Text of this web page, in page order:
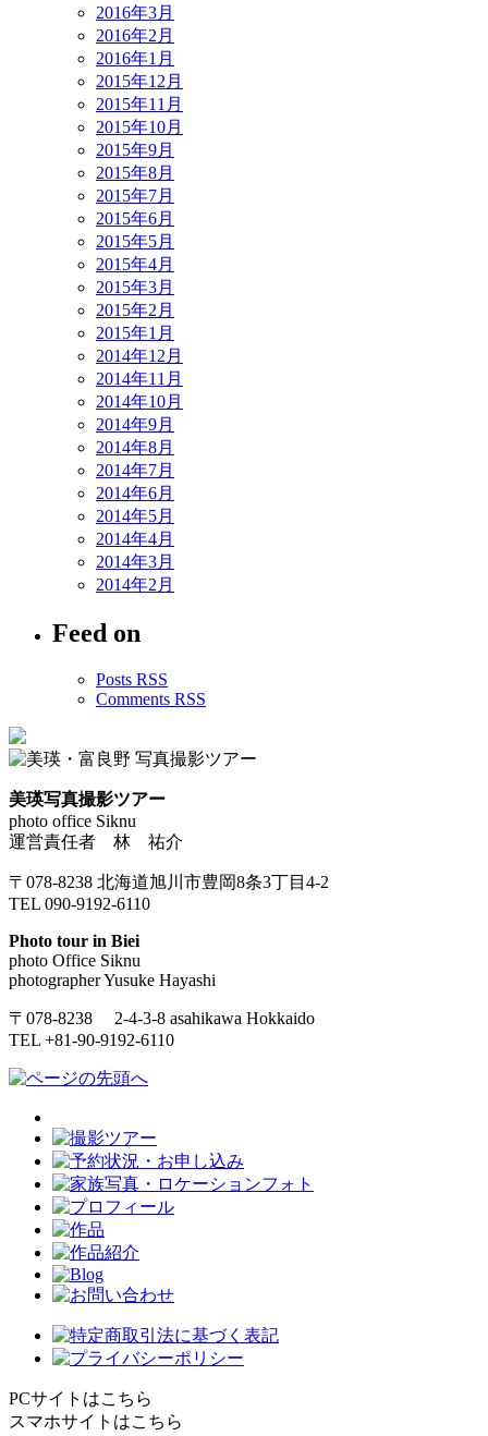
2016年3月
2016年2月
2016年1月
2015年12月
2015年11月
2015年10月
2015年9月
2015年8月
2015年7月
2015年6月
2015年5月
2015年4月
2015年3月
2015年2月
2015年1月
2014年12月
2014年11月
2014年10月
2014年9月
2014年8月
2014年7月
2014年6月
2014年5月
2014年4月
2014年3月
2014年2月
Feed on
Posts RSS
Comments RSS
美瑛写真撮影ツアー
photo office Siknu
運営責任者 林 祐介
〒078-8238 北海道旭川市豊岡8条3丁目4-2
TEL 090-9192-6110
Photo tour in Biei
photo Office Siknu
photographer Yusuke Hayashi
〒078-8238 2-4-3-8 asahikawa Hokkaido
TEL +81-90-9192-6110
PCサイトはこちら
スマホサイトはこちら